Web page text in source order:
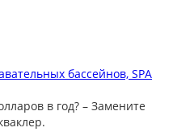
бассейнов, SPA
в год? – Замените